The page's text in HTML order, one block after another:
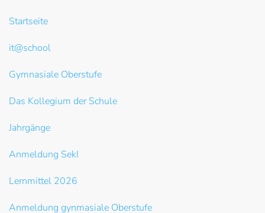
Startseite
it@school
Gymnasiale Oberstufe
Das Kollegium der Schule
Jahrgänge
Anmeldung SekI
Lernmittel 2026
Anmeldung gynmasiale Oberstufe